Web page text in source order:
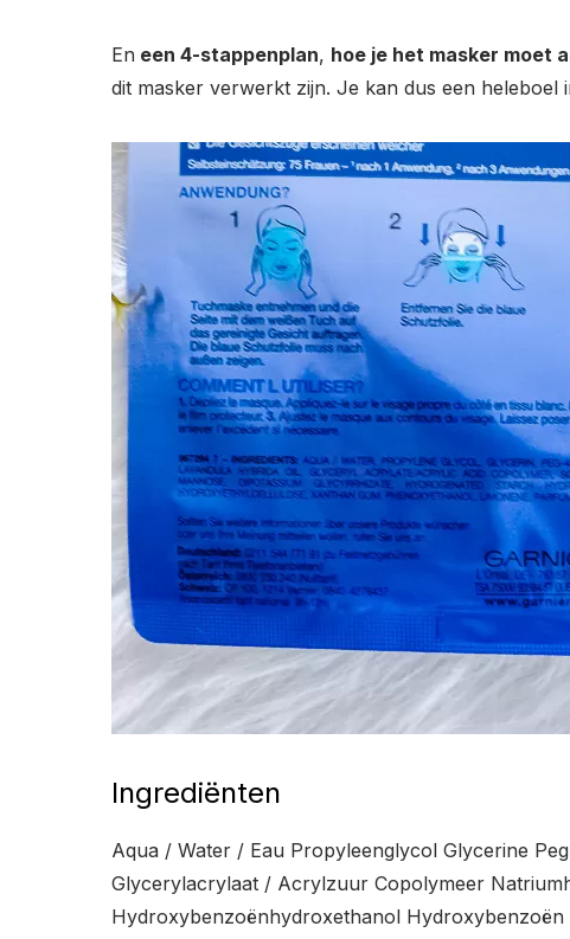
En een 4-stappenplan, hoe je het masker moet
dit masker verwerkt zijn. Je kan dus een
Ingrediënten
Aqua / Water / Eau Propyleenglycol Glycerine
Glycerylacrylaat / Acrylzuur Copolymeer
Hydroxybenzoënhydroxethanol Hydroxybenzoën